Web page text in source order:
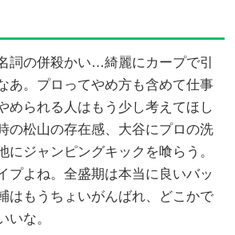
詞の併殺かい…綺麗にカープで引
あ。プロってやめ方も含めて仕事
められる人はもう少し考えてほし
の松山の存在感、大谷にプロの洗
にジャンピングキックを喰らう。
プよね。全盛期は本当に良いバッ
はもうちょいがんばれ、どこかで
いな。